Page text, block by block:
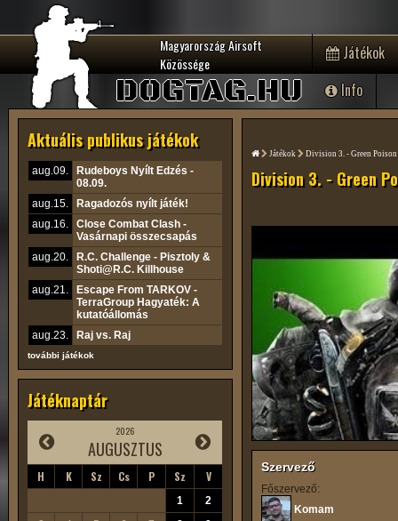
Magyarország Airsoft
Közössége
DOGTAG.HU
Játékok
Info
Aktuális publikus játékok
aug.09.
Rudeboys Nyílt Edzés -
08.09.
aug.15.
Ragadozós nyílt játék!
aug.16.
Close Combat Clash -
Vasárnapi összecsapás
aug.20.
R.C. Challenge - Pisztoly &
Shoti@R.C. Killhouse
aug.21.
Escape From TARKOV -
TerraGroup Hagyaték: A
kutatóállomás
aug.23.
Raj vs. Raj
további játékok
Játéknaptár
2026
AUGUSZTUS
H K Sz Cs P Sz V
1
2
Játékok Division 3. - Green Poison
Division 3. - Green
Szervező
Főszervező:
Komam